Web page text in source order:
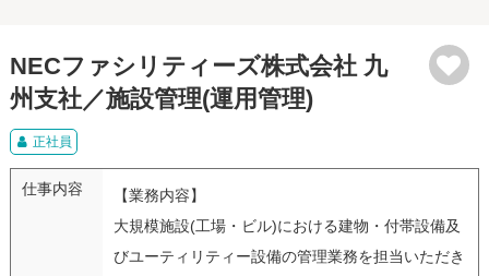
NECファシリティーズ株式会社 九
州支社／施設管理(運用管理)
正社員
仕事内容
【業務内容】
大規模施設(工場・ビル)における建物・付帯設備及
びユーティリティー設備の管理業務を担当いただき